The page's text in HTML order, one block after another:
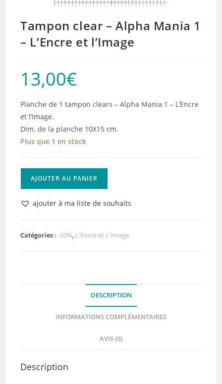
Tampon clear – Alpha Mania 1
– L’Encre et l’Image
13,00€
Planche de 1 tampon clears – Alpha Mania 1 – L’Encre
et l’Image.
Dim. de la planche 10X15 cm.
Plus que 1 en stock
Tampon
clear
Alpha
AJOUTER AU PANIER
ajouter à ma liste de souhaits
Catégories :-20%, L'Encre et L'Image
DESCRIPTION
INFORMATIONS COMPLÉMENTAIRES
AVIS (0)
Description